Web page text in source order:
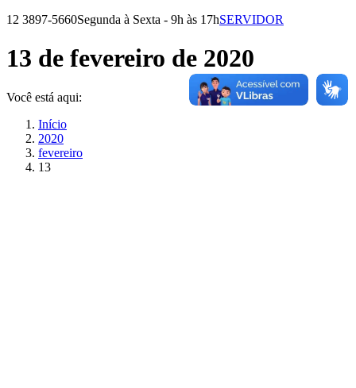
12 3897-5660Segunda à Sexta - 9h às 17hSERVIDOR
page
opens
new
window
page
opens
new
window
page
opens
new
window
13 de fevereiro de 2020
Você está aqui:
Início
2020
fevereiro
13